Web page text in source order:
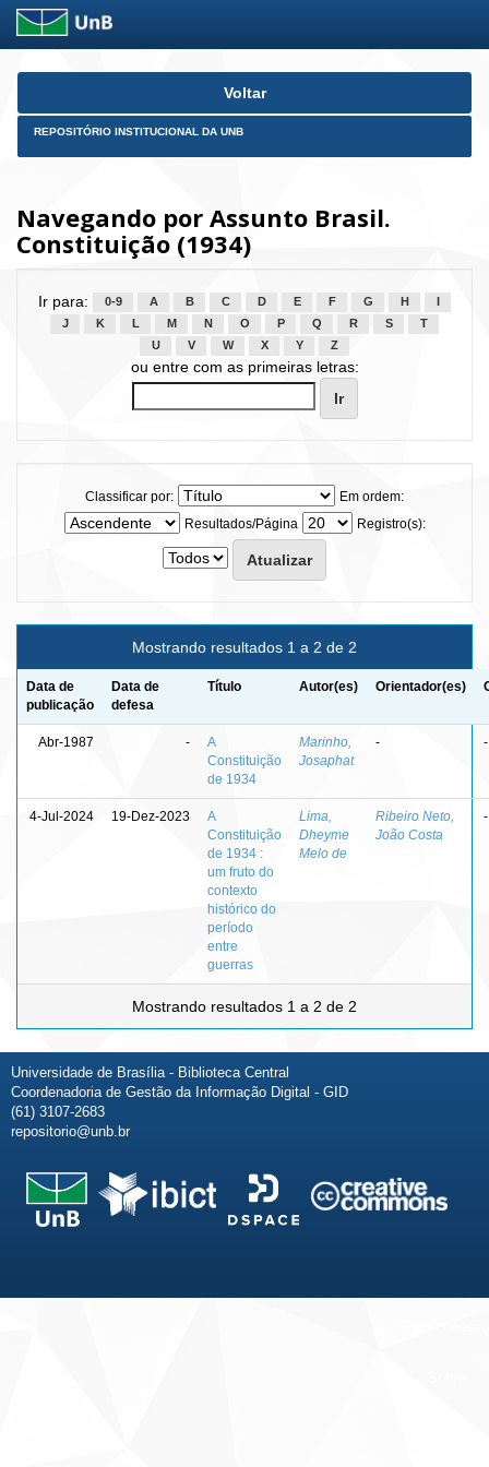
Skip
Voltar
REPOSITÓRIO INSTITUCIONAL DA UNB
Navegando por Assunto Brasil.
Constituição (1934)
Ir para: 0-9 A B C D E F G H
J
K L M N O P Q R S
T
U
V W X Y Z
ou entre com as primeiras letras:
Classificar por:
Em ordem:
Resultados/Página
Registro(s):
Mostrando resultados 1 a 2 de 2
Data de
publicação
Data de
defesa
Título Autor(es) Orientador(es)
Abr-1987 -
A
Constituição
de 1934
Marinho,
Josaphat
- -
4-Jul-2024 19-Dez-2023
A
Constituição
de 1934 :
um fruto do
contexto
histórico do
período
entre
guerras
Lima,
Dheyme
Melo de
Ribeiro Neto,
João Costa
-
Mostrando resultados 1 a 2 de 2
Universidade de Brasília - Biblioteca Central
Coordenadoria de Gestão da Informação Digital - GID
(61) 3107-2683
repositorio@unb.br